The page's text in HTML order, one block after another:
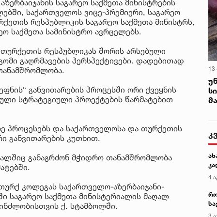
საგარეო საქმეთა მინისტრების
საქართველოს ვიცე-პრემიერი, საგარეო
რესპუბლიკის საგარეო საქმეთა მინისტრს,
საქმეთა სამინისტრო ავრცელებს.
რესპუბლიკას შორის არსებული
გაღრმავების პერსპექტივები. დადებითად
განვითარების პროცესში ორი ქვეყნის
სტრატეგიული პროექტების წარმატებით
პროცესებს და საქართველოსა და თურქეთის
განვითარების კუთხით.
განაგრძონ მჭიდრო თანამშრომლობა
კოლეგას საქართველო-აზერბაიჯანი-
საგარეო საქმეთა მინისტერიალის მაღალ
ქ. სტამბოლში.
13
4